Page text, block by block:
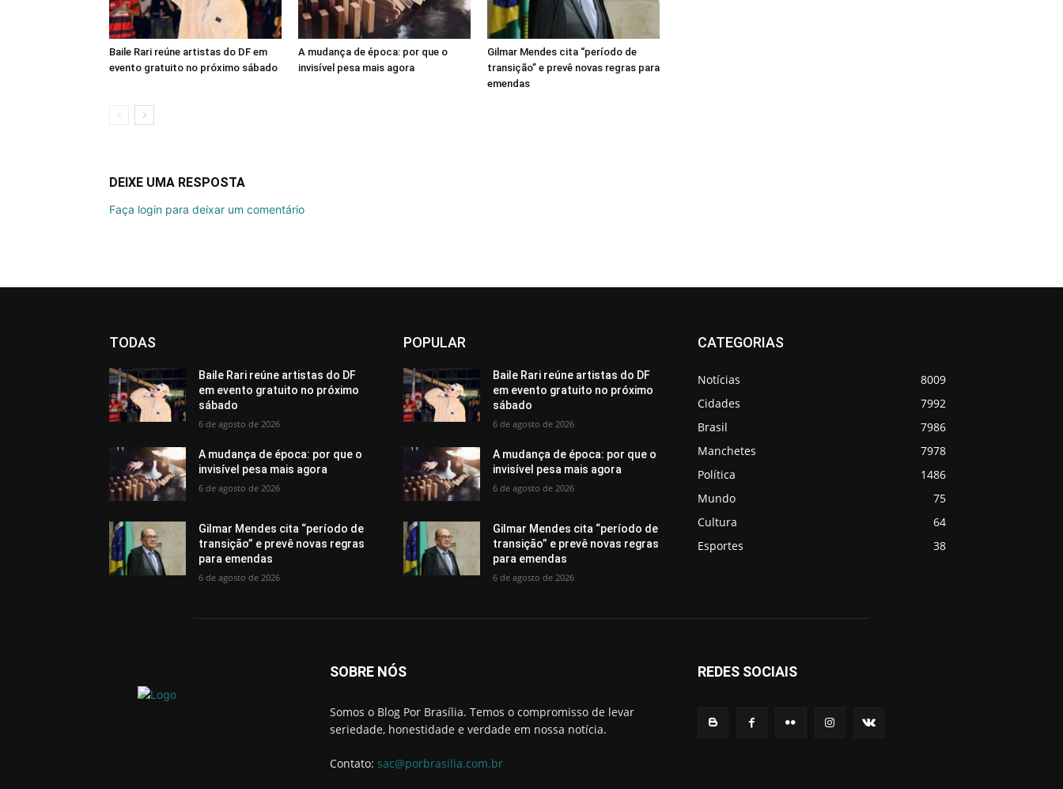
Baile Rari reúne artistas do DF em
evento gratuito no próximo sábado
A mudança de época: por que o
invisível pesa mais agora
Gilmar Mendes cita “período de
transição” e prevê novas regras para
emendas
DEIXE UMA RESPOSTA
Faça login para deixar um comentário
TODAS
Baile Rari reúne artistas do DF
em evento gratuito no próximo
sábado
6 de agosto de 2026
A mudança de época: por que o
invisível pesa mais agora
6 de agosto de 2026
Gilmar Mendes cita “período de
transição” e prevê novas regras
para emendas
6 de agosto de 2026
POPULAR
Baile Rari reúne artistas do DF
em evento gratuito no próximo
sábado
6 de agosto de 2026
A mudança de época: por que o
invisível pesa mais agora
6 de agosto de 2026
Gilmar Mendes cita “período de
transição” e prevê novas regras
para emendas
6 de agosto de 2026
CATEGORIAS
Notícias
8009
Cidades
7992
Brasil
7986
Manchetes
7978
Política
1486
Mundo
75
Cultura
64
Esportes
38
SOBRE NÓS
Somos o Blog Por Brasília. Temos o compromisso de levar
seriedade, honestidade e verdade em nossa notícia.
Contato: sac@porbrasilia.com.br
REDES SOCIAIS